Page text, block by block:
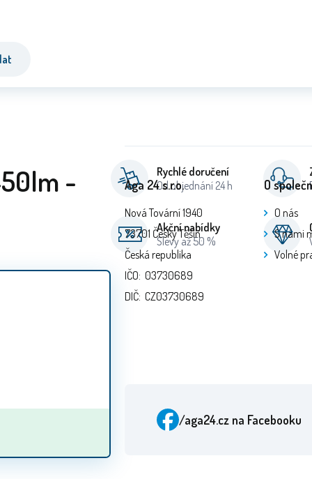
-
Rychlé doručení
Od objednání 24 h
Akční nabídky
Slevy až 50 %
Aga 24 s.r.o.
Nová Tovární 1940
73701 Český Těšín
Česká republika
IČO: 03730689
DIČ: CZ03730689
O
O nás
S námi
Volné
/aga24.cz na Facebooku